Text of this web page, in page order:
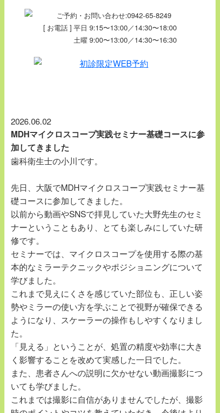
[ お電話 ] 平日 9:15〜13:00／14:30〜18:00
土曜 9:00〜13:00／14:30〜16:30
2026.06.02
MDHマイクロスコープ実践セミナー基礎コースに参
加してきました
歯科衛生士の小川です。
先日、大阪でMDHマイクロスコープ実践セミナー基
礎コースに参加してきました。
以前から動画やSNSで拝見していた大野先生のセミ
ナーということもあり、とても楽しみにしていた研
修です。
セミナーでは、マイクロスコープを使用する際の基
本的なミラーテクニックやポジショニングについて
学びました。
これまで見えにくさを感じていた部位も、正しい姿
勢やミラーの使い方を学ぶことで視野が確保できる
ようになり、スケーラーの操作もしやすくなりまし
た。
「見える」ということが、処置の精度や効率に大き
く影響することを改めて実感した一日でした。
また、患者さんへの説明に欠かせない動画撮影につ
いても学びました。
これまでは撮影に自信がありませんでしたが、撮影